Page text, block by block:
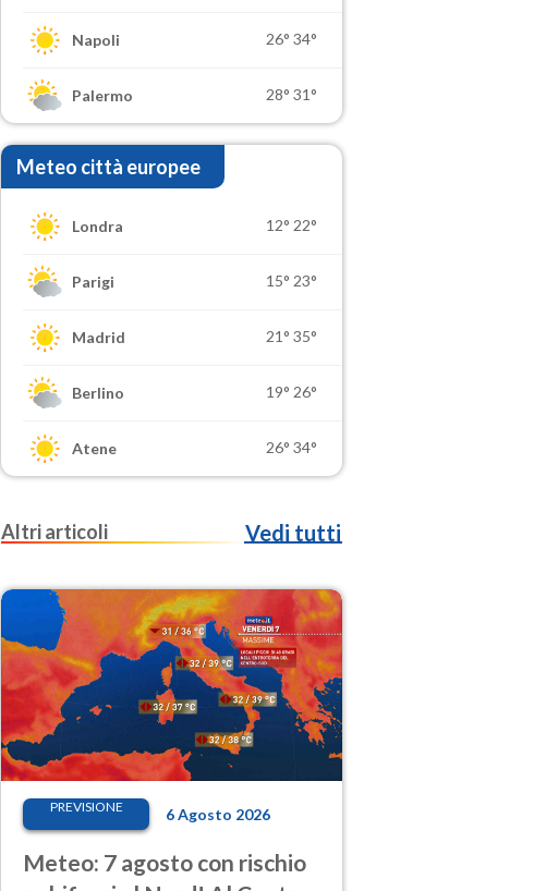
Napoli 26° 34°
Palermo 28° 31°
Meteo città europee
Londra 12° 22°
Parigi 15° 23°
Madrid 21° 35°
Berlino 19° 26°
Atene 26° 34°
Altri articoli Vedi tutti
PREVISIONE 6 Agosto 2026
Meteo: 7 agosto con rischio